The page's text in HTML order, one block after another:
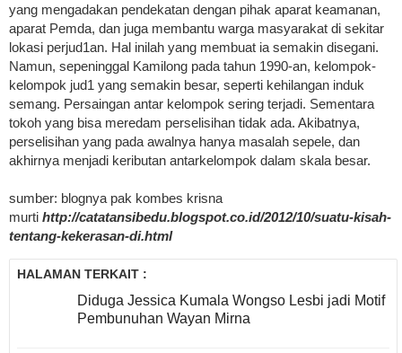
yang mengadakan pendekatan dengan pihak aparat keamanan,
aparat Pemda, dan juga membantu warga masyarakat di sekitar
lokasi perjud1an. Hal inilah yang membuat ia semakin disegani.
Namun, sepeninggal Kamilong pada tahun 1990-an, kelompok-
kelompok jud1 yang semakin besar, seperti kehilangan induk
semang. Persaingan antar kelompok sering terjadi. Sementara
tokoh yang bisa meredam perselisihan tidak ada. Akibatnya,
perselisihan yang pada awalnya hanya masalah sepele, dan
akhirnya menjadi keributan antarkelompok dalam skala besar.
sumber: blognya pak kombes krisna
murti http://catatansibedu.blogspot.co.id/2012/10/suatu-kisah-
tentang-kekerasan-di.html
HALAMAN TERKAIT :
Diduga Jessica Kumala Wongso Lesbi jadi Motif
Pembunuhan Wayan Mirna